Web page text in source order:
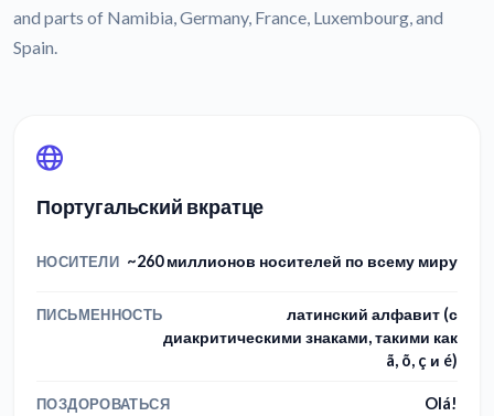
and parts of Namibia, Germany, France, Luxembourg, and
Spain.
Португальский вкратце
НОСИТЕЛИ ~260 миллионов носителей по всему миру
ПИСЬМЕННОСТЬ
латинский алфавит (с
диакритическими знаками, такими как
ã, õ, ç и é)
ПОЗДОРОВАТЬСЯ Olá!